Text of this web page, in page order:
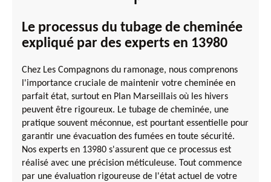
Le processus du tubage de cheminée
expliqué par des experts en 13980
Chez Les Compagnons du ramonage, nous comprenons
l'importance cruciale de maintenir votre cheminée en
parfait état, surtout en Plan Marseillais où les hivers
peuvent être rigoureux. Le tubage de cheminée, une
pratique souvent méconnue, est pourtant essentielle pour
garantir une évacuation des fumées en toute sécurité.
Nos experts en 13980 s'assurent que ce processus est
réalisé avec une précision méticuleuse. Tout commence
par une évaluation rigoureuse de l'état actuel de votre